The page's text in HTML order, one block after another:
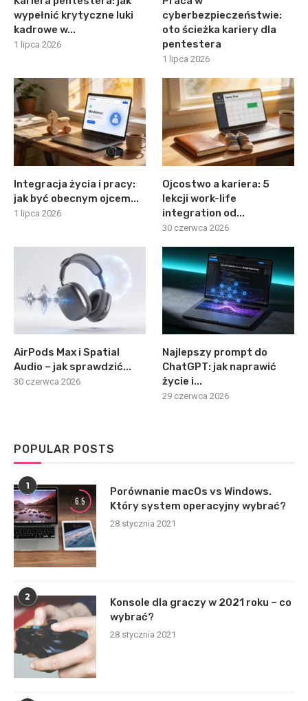
wypełnić krytyczne luki
kadrowe w...
1 lipca 2026
cyberbezpieczeństwie:
oto ścieżka kariery dla
pentestera
1 lipca 2026
Integracja życia i pracy:
jak być obecnym ojcem...
1 lipca 2026
Ojcostwo a kariera: 5
lekcji work-life
integration od...
30 czerwca 2026
AirPods Max i Spatial
Audio – jak sprawdzić...
30 czerwca 2026
Najlepszy prompt do
ChatGPT: jak naprawić
życie i...
29 czerwca 2026
POPULAR POSTS
1
6.5
Porównanie macOs vs Windows.
Który system operacyjny wybrać?
28 stycznia 2021
2
Konsole dla graczy w 2021 roku – co
wybrać?
28 stycznia 2021